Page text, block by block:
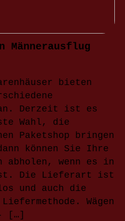
Männerausflug
bieten
an. Derzeit ist es
Wahl, die
Paketshop bringen
können Sie Ihre
abholen, wenn es in
Die Lieferart ist
und auch die
Wägen
[…]